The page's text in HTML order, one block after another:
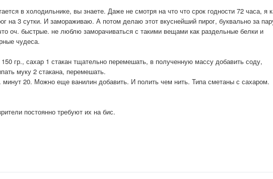
в холодильнике, вы знаете. Даже не смотря на что что срок годности 72 часа, я
на 3 сутки. И замораживаю. А потом делаю этот вкуснейший пирог, буквально за
оч. быстрые. не люблю заморачиваться с такими вещами как раздельные белки и
чудеса.
гр., сахар 1 стакан тщательно перемешать, в полученную массу добавить соду,
муку 2 стакана, перемешать.
минут 20. Можно еще ванилин добавить. И полить чем нить. Типа сметаны с сахаром.
постоянно требуют их на бис.